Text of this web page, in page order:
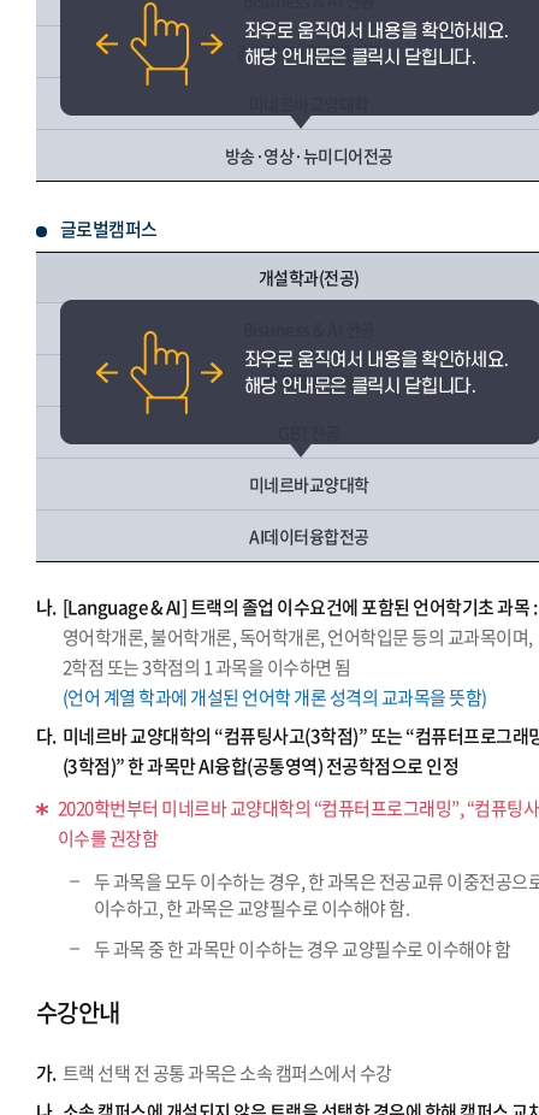
경영학부 / 경영학전공
방송·영상·뉴미디어전공
글로벌캠퍼스
개설학과(전공)
국제금융학과
미네르바교양대학
AI데이터융합전공
나. [Language & AI] 트랙의 졸업 이수요건에 포함된 언어학기초 과목 :
영어학개론, 불어학개론, 독어학개론, 언어학입문 등의 교과목이며,
2학점 또는 3학점의 1 과목을 이수하면 됨
(언어 계열 학과에 개설된 언어학 개론 성격의 교과목을 뜻함)
다. 미네르바 교양대학의 “컴퓨팅사고(3학점)” 또는 “컴퓨터프로그래
(3학점)” 한 과목만 AI융합(공통영역) 전공학점으로 인정
2020학번부터 미네르바 교양대학의 “컴퓨터프로그래밍”, “컴퓨팅
이수를 권장함
두 과목을 모두 이수하는 경우, 한 과목은 전공교류 이중전공으
이수하고, 한 과목은 교양필수로 이수해야 함.
두 과목 중 한 과목만 이수하는 경우 교양필수로 이수해야 함
수강안내
가. 트랙 선택 전 공통 과목은 소속 캠퍼스에서 수강